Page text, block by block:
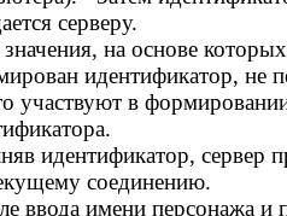
серверу.
на основе которых
идентификатор, не
участвуют в
идентификатор, сервер
соединению.
ввода имени персонажа и